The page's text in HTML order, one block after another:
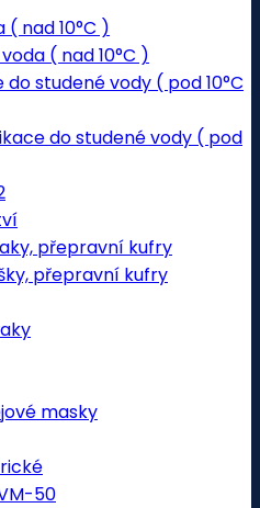
nad 10°C )
( nad 10°C )
studené vody ( pod 10°C
do studené vody ( pod
přepravní kufry
přepravní kufry
masky
50